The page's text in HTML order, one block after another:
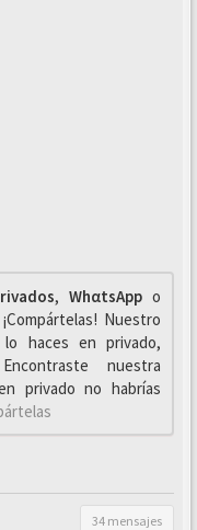
, WhαtsAppo
Nuestro
haces en privado,
nuestra
privado no habrías
34 mensajes